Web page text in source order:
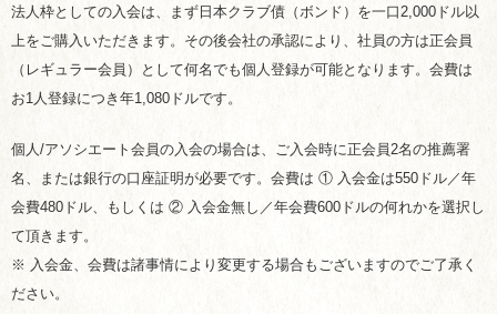
法人枠としての入会は、まず日本クラブ債（ボンド）を一口2,000ドル以
上をご購入いただきます。その後会社の承認により、社員の方は正会員
（レギュラー会員）として何名でも個人登録が可能となります。会費は
お1人登録につき年1,080ドルです。
個人/アソシエート会員の入会の場合は、ご入会時に正会員2名の推薦署
名、または銀行の口座証明が必要です。会費は ① 入会金は550ドル／年
会費480ドル、もしくは ② 入会金無し／年会費600ドルの何れかを選択し
て頂きます。
※ 入会金、会費は諸事情により変更する場合もございますのでご了承く
ださい。